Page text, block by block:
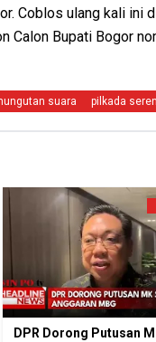
Coblos ulang kali ini
Calon Bupati Bogor
suara pilkada
DPR Dorong Putusan